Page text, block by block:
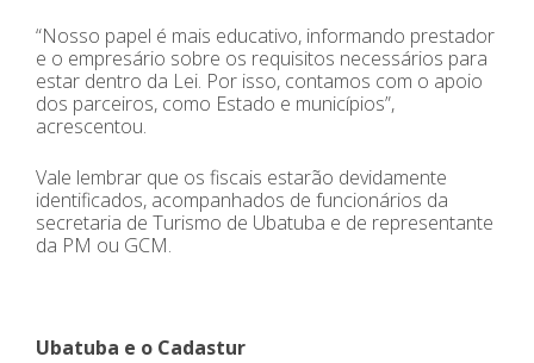
“Nosso papel é mais educativo, informando prestador
e o empresário sobre os requisitos necessários para
estar dentro da Lei. Por isso, contamos com o apoio
dos parceiros, como Estado e municípios”,
acrescentou.
Vale lembrar que os fiscais estarão devidamente
identificados, acompanhados de funcionários da
secretaria de Turismo de Ubatuba e de representante
da PM ou GCM.
Ubatuba e o Cadastur